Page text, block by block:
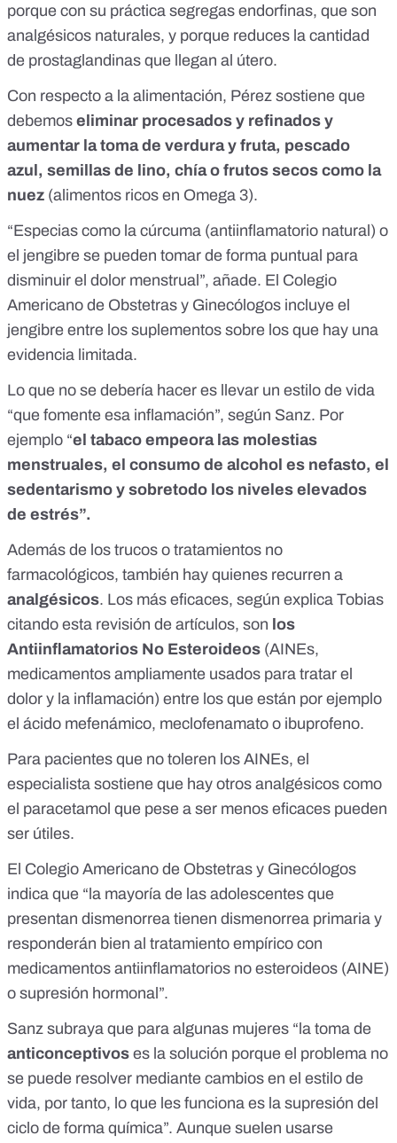
porque con su práctica segregas endorfinas, que son
analgésicos naturales, y porque reduces la cantidad
de prostaglandinas que llegan al útero.
Con respecto a la alimentación, Pérez sostiene que
debemos eliminar procesados y refinados y
aumentar la toma de verdura y fruta, pescado
azul, semillas de lino, chía o frutos secos como la
nuez (alimentos ricos en Omega 3).
“Especias como la cúrcuma (antiinflamatorio natural) o
el jengibre se pueden tomar de forma puntual para
disminuir el dolor menstrual”, añade. El Colegio
Americano de Obstetras y Ginecólogos incluye el
jengibre entre los suplementos sobre los que hay una
evidencia limitada.
Lo que no se debería hacer es llevar un estilo de vida
“que fomente esa inflamación”, según Sanz. Por
ejemplo “el tabaco empeora las molestias
menstruales, el consumo de alcohol es nefasto, el
sedentarismo y sobretodo los niveles elevados
de estrés”.
Además de los trucos o tratamientos no
farmacológicos, también hay quienes recurren a
analgésicos. Los más eficaces, según explica Tobias
citando esta revisión de artículos, son los
Antiinflamatorios No Esteroideos (AINEs,
medicamentos ampliamente usados para tratar el
dolor y la inflamación) entre los que están por ejemplo
el ácido mefenámico, meclofenamato o ibuprofeno.
Para pacientes que no toleren los AINEs, el
especialista sostiene que hay otros analgésicos como
el paracetamol que pese a ser menos eficaces pueden
ser útiles.
El Colegio Americano de Obstetras y Ginecólogos
indica que “la mayoría de las adolescentes que
presentan dismenorrea tienen dismenorrea primaria y
responderán bien al tratamiento empírico con
medicamentos antiinflamatorios no esteroideos (AINE)
o supresión hormonal”.
Sanz subraya que para algunas mujeres “la toma de
anticonceptivos es la solución porque el problema no
se puede resolver mediante cambios en el estilo de
vida, por tanto, lo que les funciona es la supresión del
ciclo de forma química”. Aunque suelen usarse